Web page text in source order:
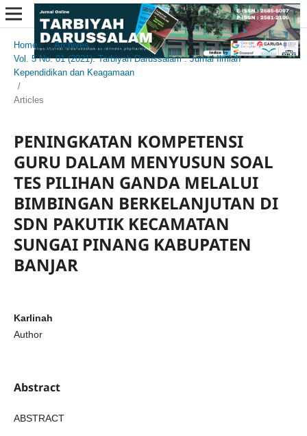
Home / Archives
/
Vol. 5 No. 01 (2021): Tarbiyah Darussalam : Jurnal Ilmiah
Kependidikan dan Keagamaan
/
Articles
PENINGKATAN KOMPETENSI
GURU DALAM MENYUSUN SOAL
TES PILIHAN GANDA MELALUI
BIMBINGAN BERKELANJUTAN DI
SDN PAKUTIK KECAMATAN
SUNGAI PINANG KABUPATEN
BANJAR
Karlinah
Author
Abstract
ABSTRACT